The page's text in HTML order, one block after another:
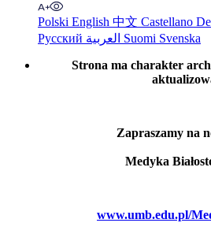
Polski English 中文 Castellano
Русский
Suomi Svenska
Strona ma charakter
Zapraszamy na
Medyka
www.umb.edu.pl/